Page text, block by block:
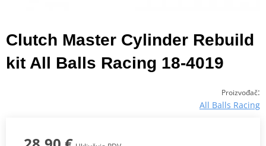
Clutch Master Cylinder Rebuild
kit All Balls Racing 18-4019
Proizvođač:
All Balls Racing